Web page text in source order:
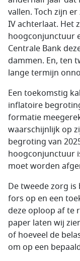
vallen. Toch zijn
IV achterlaat. Het
hoogconjunctuur
Centrale Bank
dammen. En, ten
lange termijn
Een toekomstig
inflatoire
formatie
waarschijnlijk op
begroting van
hoogconjunctuur
moet worden
De tweede zorg
fors op en een
deze oploop af te
paper laten wij
of hoeveel de
om op een